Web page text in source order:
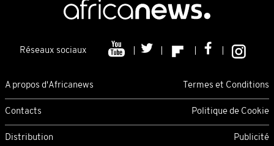
Réseaux sociaux
A propos d'Africanews Termes et Conditions
Contacts Politique de Cookie
Distribution Publicité